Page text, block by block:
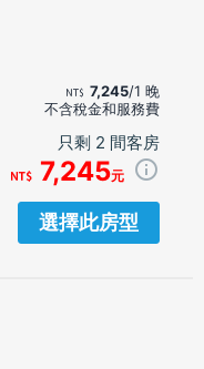
7,245/1 晚
不含稅金和服務費
只剩 2 間客房
7,245元
選擇此房型